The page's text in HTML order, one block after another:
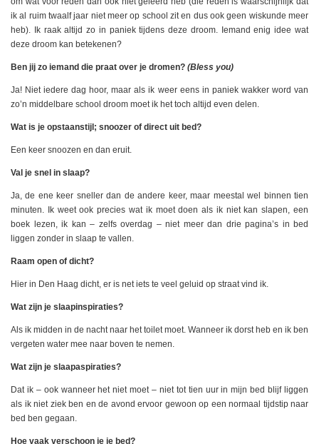
ik al ruim twaalf jaar niet meer op school zit en dus ook geen wiskunde meer
heb). Ik raak altijd zo in paniek tijdens deze droom. Iemand enig idee wat
deze droom kan betekenen?
Ben jij zo iemand die praat over je dromen? (Bless you)
Ja! Niet iedere dag hoor, maar als ik weer eens in paniek wakker word van
zo’n middelbare school droom moet ik het toch altijd even delen.
Wat is je opstaanstijl; snoozer of direct uit bed?
Een keer snoozen en dan eruit.
Val je snel in slaap?
Ja, de ene keer sneller dan de andere keer, maar meestal wel binnen tien
minuten. Ik weet ook precies wat ik moet doen als ik niet kan slapen, een
boek lezen, ik kan – zelfs overdag – niet meer dan drie pagina’s in bed
liggen zonder in slaap te vallen.
Raam open of dicht?
Hier in Den Haag dicht, er is net iets te veel geluid op straat vind ik.
Wat zijn je slaapinspiraties?
Als ik midden in de nacht naar het toilet moet. Wanneer ik dorst heb en ik ben
vergeten water mee naar boven te nemen.
Wat zijn je slaapaspiraties?
Dat ik – ook wanneer het niet moet – niet tot tien uur in mijn bed blijf liggen
als ik niet ziek ben en de avond ervoor gewoon op een normaal tijdstip naar
bed ben gegaan.
Hoe vaak verschoon je je bed?